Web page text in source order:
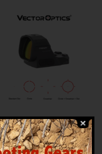
กล้องจุดแดง
กล้องจุดแดง Vector Optics
Frenzy FLEX 24×29 MRT